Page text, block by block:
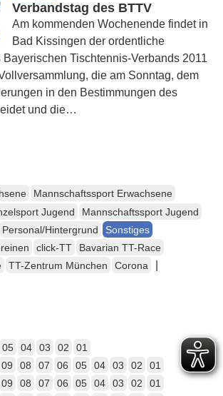
Verbandstag des BTTV
Am kommenden Wochenende findet in
Bad Kissingen der ordentliche
Tischtennis-Verbands 2011
die am Sonntag, dem
in den Bestimmungen des
und die…
Mannschaftssport Erwachsene
Jugend
Mannschaftssport Jugend
Personal/Hintergrund
Sonstiges
click-TT
Bavarian TT-Race
TT-Zentrum München Corona
05 04 03 02 01
09 08 07 06 05 04 03 02 01
09 08 07 06 05 04 03 02 01